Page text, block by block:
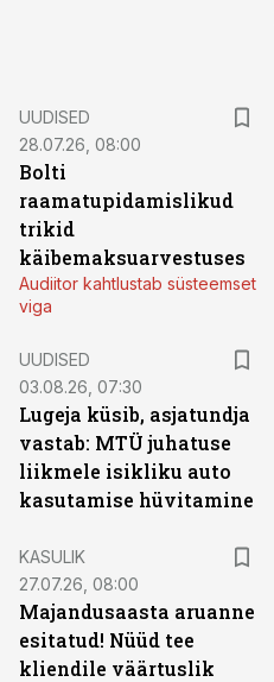
UUDISED
28.07.26, 08:00
Bolti
raamatupidamislikud
trikid
käibemaksuarvestuses
Audiitor kahtlustab süsteemset
viga
UUDISED
03.08.26, 07:30
Lugeja küsib, asjatundja
vastab: MTÜ juhatuse
liikmele isikliku auto
kasutamise hüvitamine
KASULIK
27.07.26, 08:00
Majandusaasta aruanne
esitatud! Nüüd tee
kliendile väärtuslik